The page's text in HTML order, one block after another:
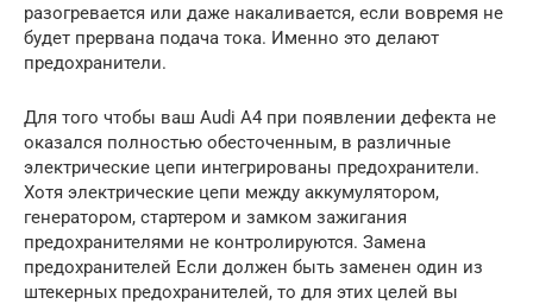
разогревается или даже накаливается, если вовремя не
будет прервана подача тока. Именно это делают
предохранители.
Для того чтобы ваш Audi A4 при появлении дефекта не
оказался полностью обесточенным, в различные
электрические цепи интегрированы предохранители.
Хотя электрические цепи между аккумулятором,
генератором, стартером и замком зажигания
предохранителями не контролируются. Замена
предохранителей Если должен быть заменен один из
штекерных предохранителей, то для этих целей вы